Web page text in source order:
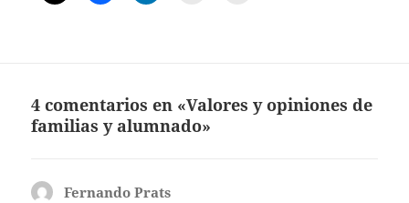
4 comentarios en «Valores y opiniones de
familias y alumnado»
Fernando Prats